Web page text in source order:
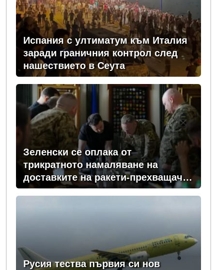
Испания с ултиматум към Италия
заради граничния контрол след
нашествието в Сеута
Зеленски се оплака от
трикратното намаляване на
доставките на ракети-прехващачи
от Запада за Киев
Русия тества първия си нов